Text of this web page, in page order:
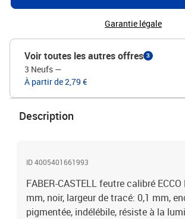
Garantie légale
Voir toutes les autres offres 3
3 Neufs —
À partir de 2,79 €
Description
ID 4005401661993
FABER-CASTELL feutre calibré ECCO
mm, noir, largeur de tracé: 0,1 mm,
pigmentée, indélébile, résiste à la